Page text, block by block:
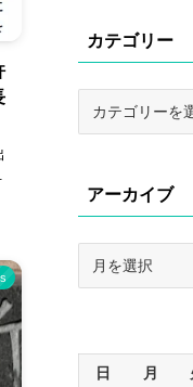
カテゴリー
ーアーカイブ
日 月